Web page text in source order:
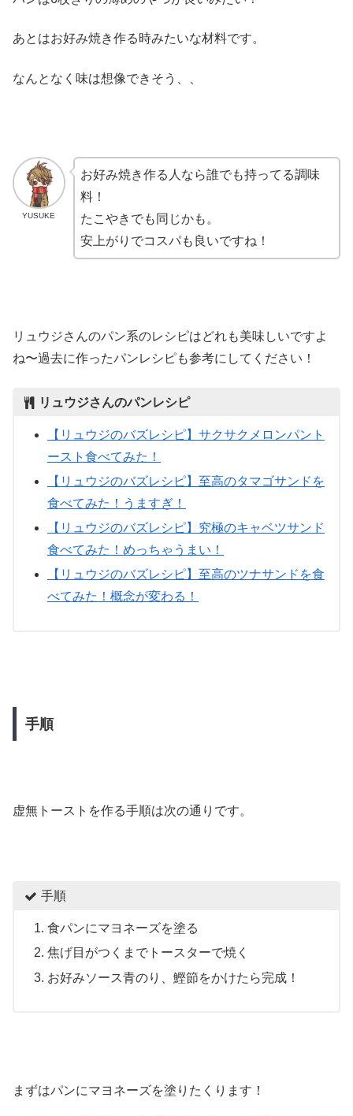
あとはお好み焼き作る時みたいな材料です。
なんとなく味は想像できそう、、
YUSUKE
お好み焼き作る人なら誰でも持ってる調味
料！
たこやきでも同じかも。
安上がりでコスパも良いですね！
リュウジさんのパン系のレシピはどれも美味しいですよ
ね〜過去に作ったパンレシピも参考にしてください！
リュウジさんのパンレシピ
【リュウジのバズレシピ】サクサクメロンパント
ースト食べてみた！
【リュウジのバズレシピ】至高のタマゴサンドを
食べてみた！うますぎ！
【リュウジのバズレシピ】究極のキャベツサンド
食べてみた！めっちゃうまい！
【リュウジのバズレシピ】至高のツナサンドを食
べてみた！概念が変わる！
手順
虚無トーストを作る手順は次の通りです。
手順
食パンにマヨネーズを塗る
焦げ目がつくまでトースターで焼く
お好みソース青のり、鰹節をかけたら完成！
まずはパンにマヨネーズを塗りたくります！